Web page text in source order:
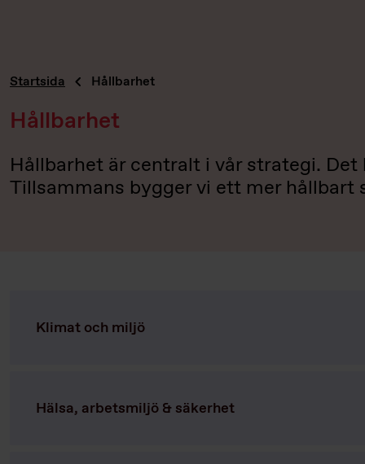
Startsida Hållbarhet
Hållbarhet
Hållbarhet är centralt i vår strategi.
Tillsammans bygger vi ett mer
Klimat och miljö
Hälsa, arbetsmiljö & säkerhet